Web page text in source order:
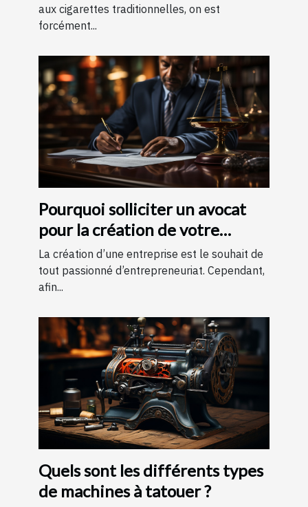
aux cigarettes traditionnelles, on est
forcément...
Pourquoi solliciter un avocat
pour la création de votre
entreprise ?
La création d’une entreprise est le souhait de
tout passionné d’entrepreneuriat. Cependant,
afin...
Quels sont les différents types
de machines à tatouer ?